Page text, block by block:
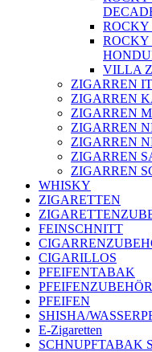
ROCKY
ROCKY
VILLA
ZIGARREN
ZIGARREN
ZIGARREN
ZIGARREN
ZIGARREN
ZIGARREN
ZIGARREN
WHISKY
ZIGARETTEN
FEINSCHNITT
CIGARILLOS
PFEIFENTABAK
PFEIFENZUBEHÖR
PFEIFEN
SHISHA/
E-Zigaretten
SCHNUPFTABAK